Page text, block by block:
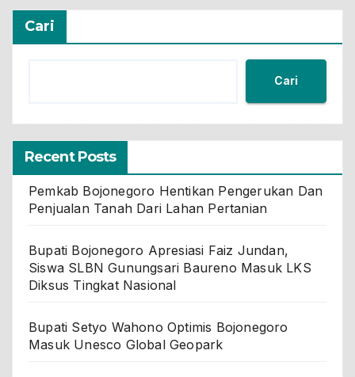
Cari
Cari
Recent Posts
Pemkab Bojonegoro Hentikan Pengerukan Dan
Penjualan Tanah Dari Lahan Pertanian
Bupati Bojonegoro Apresiasi Faiz Jundan,
Siswa SLBN Gunungsari Baureno Masuk LKS
Diksus Tingkat Nasional
Bupati Setyo Wahono Optimis Bojonegoro
Masuk Unesco Global Geopark